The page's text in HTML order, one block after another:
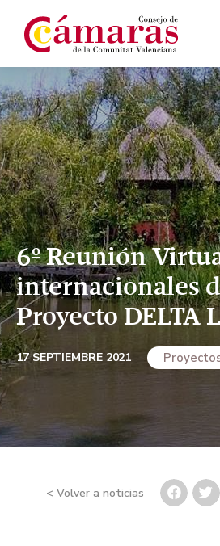
6º Reunión
internacionales
Proyecto DELTA
17 SEPTIEMBRE 2021
< Volver a noticias